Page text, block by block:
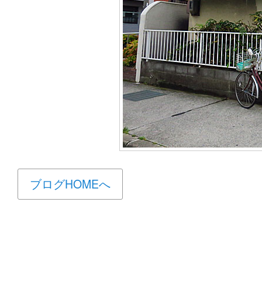
ブログHOMEへ